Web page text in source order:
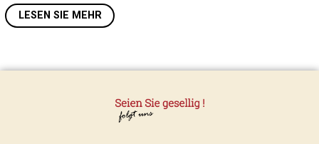
LESEN SIE MEHR